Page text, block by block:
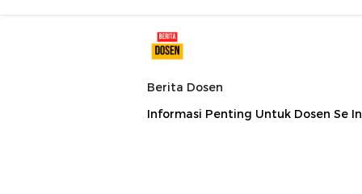
Berita Dosen
Informasi Penting Untuk Dosen Se